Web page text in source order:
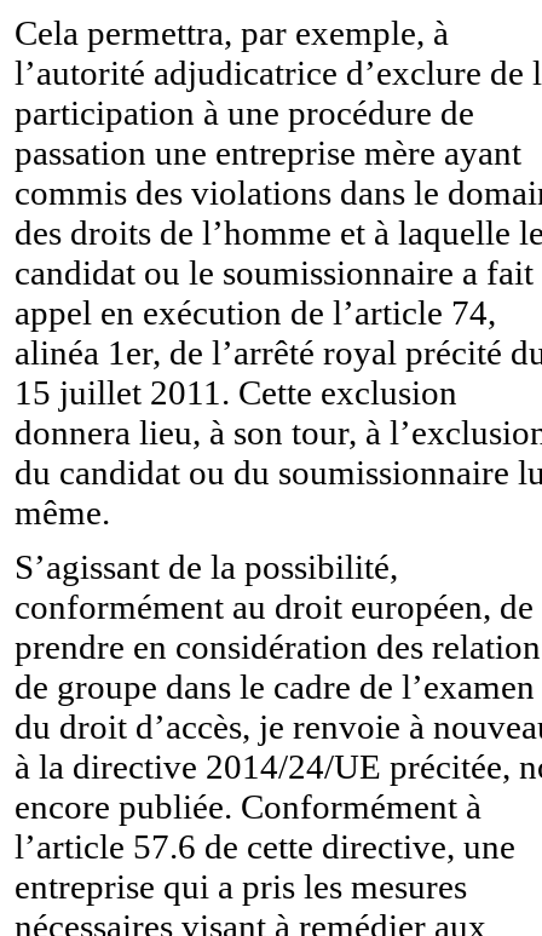
Cela permettra, par exemple, à
l’autorité adjudicatrice d’exclure de
participation à une procédure de
passation une entreprise mère ayant
commis des violations dans le
des droits de l’homme et à laquelle
candidat ou le soumissionnaire a fait
appel en exécution de l’article 74,
alinéa 1er, de l’arrêté royal précité
15 juillet 2011. Cette exclusion
donnera lieu, à son tour, à
du candidat ou du soumissionnaire
même.
S’agissant de la possibilité,
conformément au droit européen, de
prendre en considération des
de groupe dans le cadre de l’examen
du droit d’accès, je renvoie à
à la directive 2014/24/UE précitée,
encore publiée. Conformément à
l’article 57.6 de cette directive, une
entreprise qui a pris les mesures
nécessaires visant à remédier aux